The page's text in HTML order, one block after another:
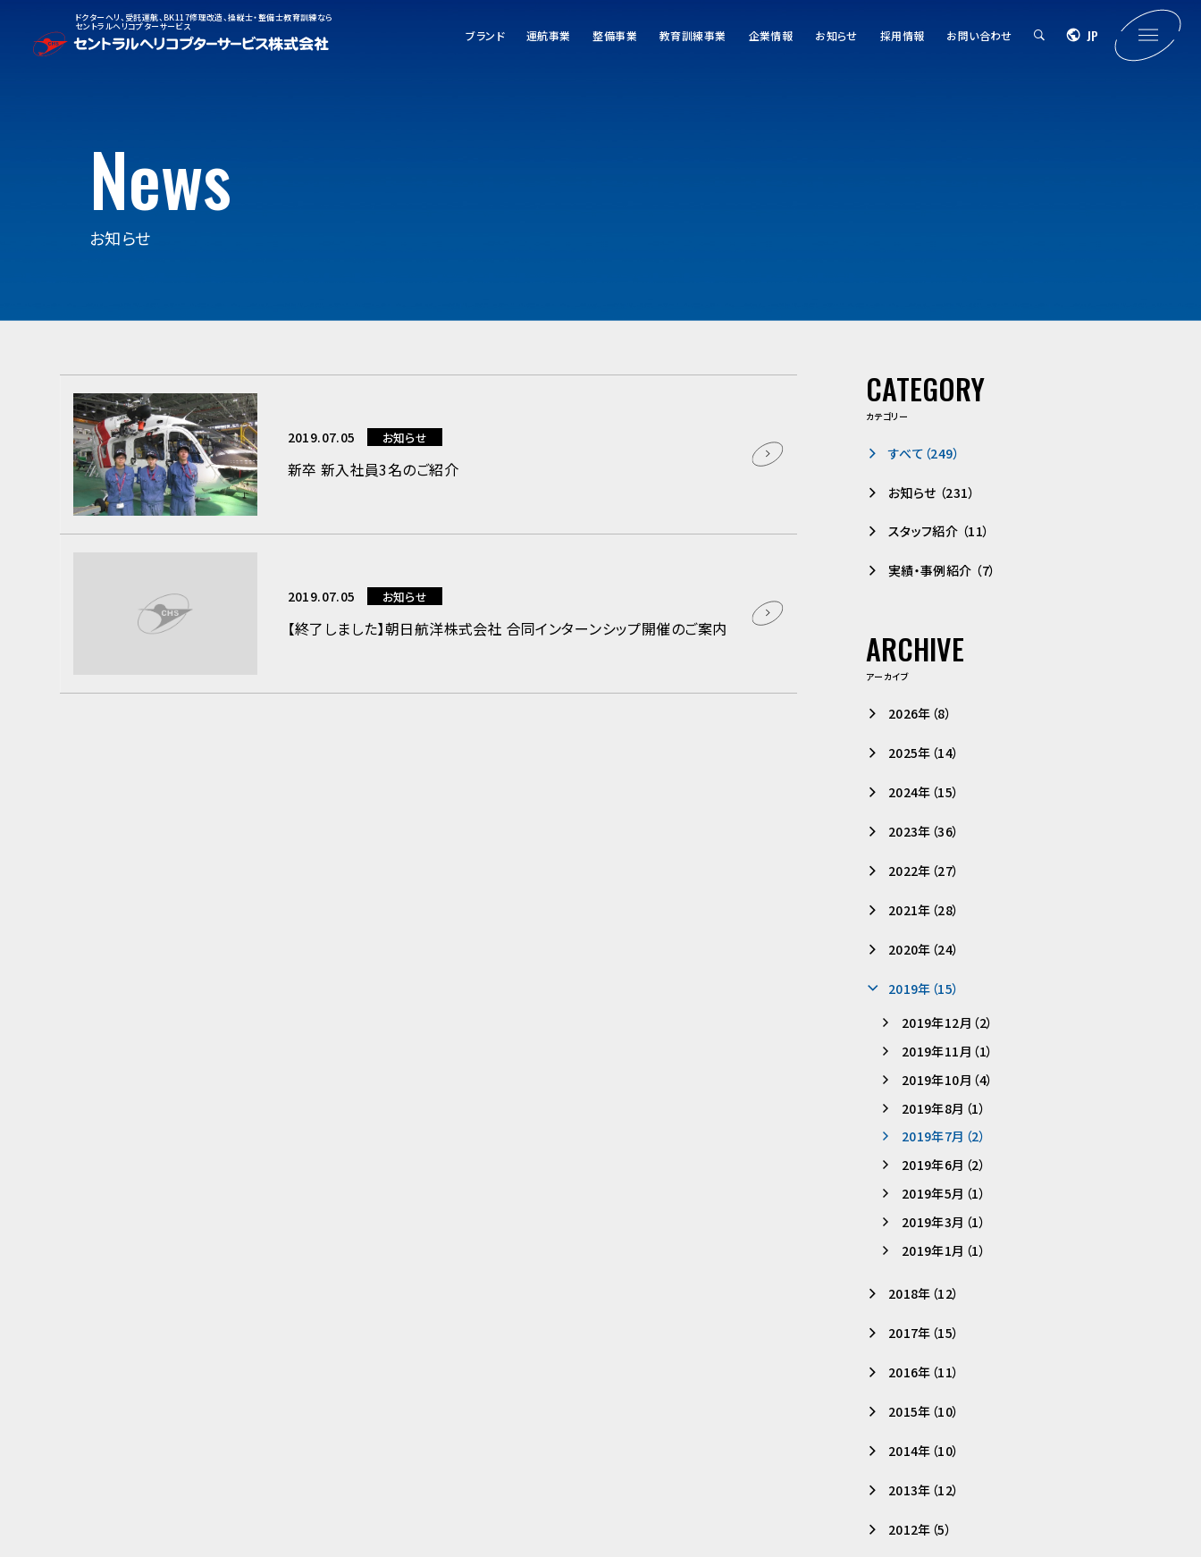
ドクターヘリ、受託運航、BK117修理改造、操縦士・整備士教育訓練なら
セントラルヘリコプターサービス
ブランド 運航事業 整備事業 教育訓練事業 企業情報 お知らせ 採用情報 お問い合わせ JP
News
お知らせ
2019.07.05 お知らせ
新卒 新入社員3名のご紹介
2019.07.05 お知らせ
【終了しました】朝日航洋株式会社 合同インターンシップ開催のご案内
CATEGORY
カテゴリー
すべて（249）
お知らせ （231）
スタッフ紹介 （11）
実績・事例紹介 （7）
ARCHIVE
アーカイブ
2026年（8）
2025年（14）
2024年（15）
2023年（36）
2022年（27）
2021年（28）
2020年（24）
2019年（15）
2019年12月（2）
2019年11月（1）
2019年10月（4）
2019年8月（1）
2019年7月（2）
2019年6月（2）
2019年5月（1）
2019年3月（1）
2019年1月（1）
2018年（12）
2017年（15）
2016年（11）
2015年（10）
2014年（10）
2013年（12）
2012年（5）